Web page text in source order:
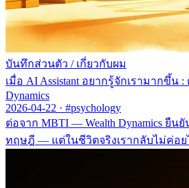
บันทึกส่วนตัว / เกี่ยวกับผม
เมื่อ AI Assistant อยากรู้จักเรามากขึ้น
Dynamics
2026-04-22 · #psychology
ต่อจาก MBTI — Wealth Dynamics ยืน
ทฤษฎี — แต่ในชีวิตจริงเรากลับไม่ค่อย